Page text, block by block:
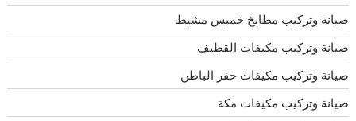
صيانة وتركيب مطابخ خميس مشيط
صيانة وتركيب مكيفات القطيف
صيانة وتركيب مكيفات حفر الباطن
صيانة وتركيب مكيفات مكة